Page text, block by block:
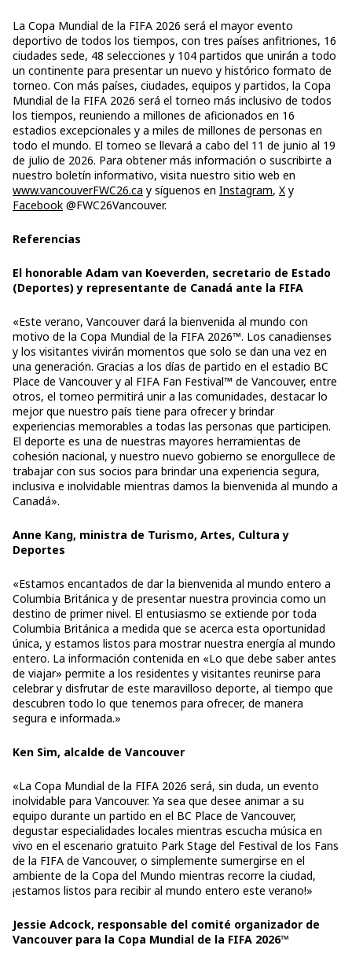
La Copa Mundial de la FIFA 2026 será el mayor evento
deportivo de todos los tiempos, con tres países anfitriones, 16
ciudades sede, 48 selecciones y 104 partidos que unirán a todo
un continente para presentar un nuevo y histórico formato de
torneo. Con más países, ciudades, equipos y partidos, la Copa
Mundial de la FIFA 2026 será el torneo más inclusivo de todos
los tiempos, reuniendo a millones de aficionados en 16
estadios excepcionales y a miles de millones de personas en
todo el mundo. El torneo se llevará a cabo del 11 de junio al 19
de julio de 2026. Para obtener más información o suscribirte a
nuestro boletín informativo, visita nuestro sitio web en
www.vancouverFWC26.ca y síguenos en Instagram, X y
Facebook @FWC26Vancouver.
Referencias
El honorable Adam van Koeverden, secretario de Estado
(Deportes) y representante de Canadá ante la FIFA
«Este verano, Vancouver dará la bienvenida al mundo con
motivo de la Copa Mundial de la FIFA 2026™. Los canadienses
y los visitantes vivirán momentos que solo se dan una vez en
una generación. Gracias a los días de partido en el estadio BC
Place de Vancouver y al FIFA Fan Festival™ de Vancouver, entre
otros, el torneo permitirá unir a las comunidades, destacar lo
mejor que nuestro país tiene para ofrecer y brindar
experiencias memorables a todas las personas que participen.
El deporte es una de nuestras mayores herramientas de
cohesión nacional, y nuestro nuevo gobierno se enorgullece de
trabajar con sus socios para brindar una experiencia segura,
inclusiva e inolvidable mientras damos la bienvenida al mundo a
Canadá».
Anne Kang, ministra de Turismo, Artes, Cultura y
Deportes
«Estamos encantados de dar la bienvenida al mundo entero a
Columbia Británica y de presentar nuestra provincia como un
destino de primer nivel. El entusiasmo se extiende por toda
Columbia Británica a medida que se acerca esta oportunidad
única, y estamos listos para mostrar nuestra energía al mundo
entero. La información contenida en «Lo que debe saber antes
de viajar» permite a los residentes y visitantes reunirse para
celebrar y disfrutar de este maravilloso deporte, al tiempo que
descubren todo lo que tenemos para ofrecer, de manera
segura e informada.»
Ken Sim, alcalde de Vancouver
«La Copa Mundial de la FIFA 2026 será, sin duda, un evento
inolvidable para Vancouver. Ya sea que desee animar a su
equipo durante un partido en el BC Place de Vancouver,
degustar especialidades locales mientras escucha música en
vivo en el escenario gratuito Park Stage del Festival de los Fans
de la FIFA de Vancouver, o simplemente sumergirse en el
ambiente de la Copa del Mundo mientras recorre la ciudad,
¡estamos listos para recibir al mundo entero este verano!»
Jessie Adcock, responsable del comité organizador de
Vancouver para la Copa Mundial de la FIFA 2026™